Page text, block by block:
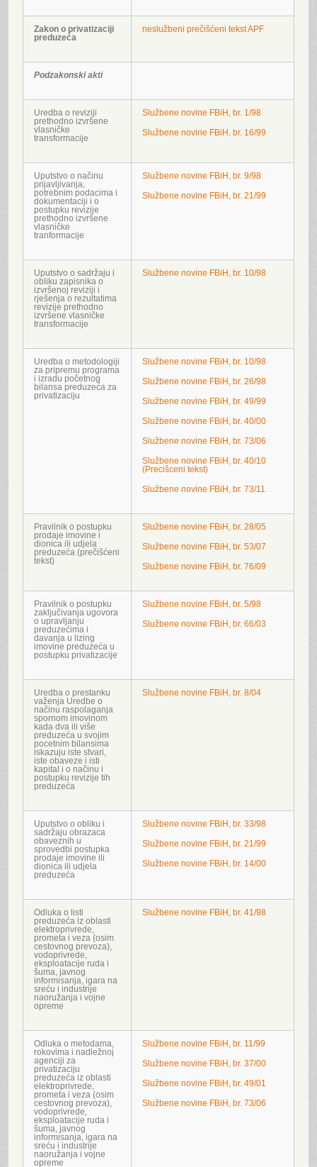
Zakon o privatizaciji
preduzeća
neslužbeni prečišćeni tekst APF
Podzakonski akti
Uredba o reviziji
prethodno izvršene
vlasničke
transformacije
Službene novine FBiH, br. 1/98
Službene novine FBiH, br. 16/99
Uputstvo o načinu
prijavljivanja,
potrebnim podacima i
dokumentaciji i o
postupku revizije
prethodno izvršene
vlasničke
tranformacije
Službene novine FBiH, br. 9/98
Službene novine FBiH, br. 21/99
Uputstvo o sadržaju i
obliku zapisnika o
izvršenoj reviziji i
rješenja o rezultatima
revizije prethodno
izvršene vlasničke
transformacije
Službene novine FBiH, br. 10/98
Uredba o metodologiji
za pripremu programa
i izradu početnog
bilansa preduzeća za
privatizaciju
Službene novine FBiH, br. 10/98
Službene novine FBiH, br. 26/98
Službene novine FBiH, br. 49/99
Službene novine FBiH, br. 40/00
Službene novine FBiH, br. 73/06
Službene novine FBiH, br. 40/10
(Precišceni tekst)
Službene novine FBiH, br. 73/11
Pravilnik o postupku
prodaje imovine i
dionica ili udjela
preduzeća (prečišćeni
tekst)
Službene novine FBiH, br. 28/05
Službene novine FBiH, br. 53/07
Službene novine FBiH, br. 76/09
Pravilnik o postupku
zaključivanja ugovora
o upravljanju
preduzećima i
davanja u lizing
imovine preduzeća u
postupku privatizacije
Službene novine FBiH, br. 5/98
Službene novine FBiH, br. 66/03
Uredba o prestanku
važenja Uredbe o
načinu raspolaganja
spornom imovinom
kada dva ili više
preduzeća u svojim
pocetnim bilansima
iskazuju iste stvari,
iste obaveze i isti
kapital i o načinu i
postupku revizije tih
preduzeća
Službene novine FBiH, br. 8/04
Uputstvo o obliku i
sadržaju obrazaca
obaveznih u
sprovedbi postupka
prodaje imovine ili
dionica ili udjela
preduzeća
Službene novine FBiH, br. 33/98
Službene novine FBiH, br. 21/99
Službene novine FBiH, br. 14/00
Odluka o listi
preduzeća iz oblasti
elektroprivrede,
prometa i veza (osim
cestovnog prevoza),
vodoprivrede,
eksploatacije ruda i
šuma, javnog
informisanja, igara na
sreću i industrije
naoružanja i vojne
opreme
Službene novine FBiH, br. 41/98
Odluka o metodama,
rokovima i nadležnoj
agenciji za
privatizaciju
preduzeća iz oblasti
elektroprivrede,
prometa i veza (osim
cestovnog prevoza),
vodoprivrede,
eksploatacije ruda i
šuma, javnog
informisanja, igara na
sreću i industrije
naoružanja i vojne
opreme
Službene novine FBiH, br. 11/99
Službene novine FBiH, br. 37/00
Službene novine FBiH, br. 49/01
Službene novine FBiH, br. 73/06